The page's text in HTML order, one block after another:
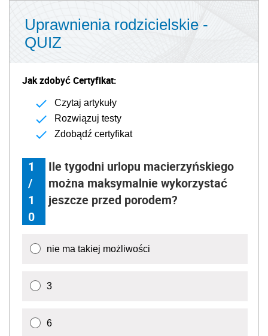
Uprawnienia rodzicielskie -
QUIZ
Jak zdobyć Certyfikat:
Czytaj artykuły
Rozwiązuj testy
Zdobądź certyfikat
1
/
1
0
Ile tygodni urlopu macierzyńskiego
można maksymalnie wykorzystać
jeszcze przed porodem?
nie ma takiej możliwości
3
6